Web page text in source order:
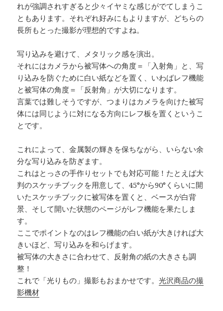
れが強調されすぎると少々イヤミな感じがでてしまうこ
ともあります。それぞれ好みにもよりますが、どちらの
長所もとった撮影が理想的ですよね。
写り込みを避けて、メタリック感を演出。
それにはカメラから被写体への角度＝「入射角」と、写
り込みを防ぐために白い紙などを置く、いわばレフ機能
と被写体の角度＝「反射角」が大切になります。
言葉では難しそうですが、つまりはカメラを向けた被写
体には同じように対になる方向にレフ板を置くというこ
とです。
これによって、金属製の輝きを保ちながら、いらない余
分な写り込みを防ぎます。
これはとっさの手作りセットでも対応可能！たとえば大
判のスケッチブックを用意して、45°から90°くらいに開
いたスケッチブックに被写体を置くと、ベースが白背
景、そして開いた状態のページがレフ機能を果たしま
す。
ここでポイントなのはレフ機能の白い紙が大きければ大
きいほど、写り込みを和らげます。
被写体の大きさに合わせて、反射角の紙の大きさも調
整！
これで「光りもの」撮影もおまかせです。光沢商品の撮
影機材